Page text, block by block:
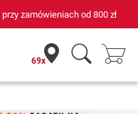
przy zamówieniach od800 zł
69x